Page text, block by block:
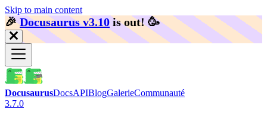
Skip to main content
🎉️Docusaurus v3.10 is out! 🥳️
DocusaurusDocsAPIBlogGalerieCommunauté
3.7.0